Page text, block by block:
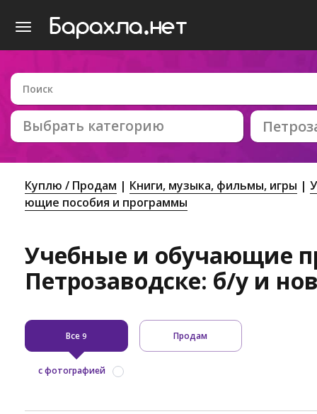
Выбрать категорию
Куплю / Продам Книги, музыка, фильмы, игры
ющие пособия и программы
Учебные и обучающие
Петрозаводске: б/у и
Все9 Продам
с фотографией